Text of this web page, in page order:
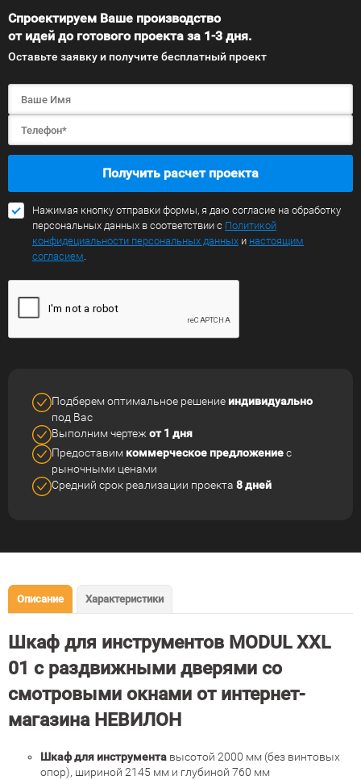
Спроектируем Ваше производство
от идей до готового проекта за 1-3 дня.
Оставьте заявку и получите бесплатный проект
Получить расчет проекта
Нажимая кнопку отправки формы, я даю согласие на обработку
персональных данных в соответствии с Политикой
конфидециальности персональных данных и настоящим
согласием.
Подберем оптимальное решение индивидуально
под Вас
Выполним чертеж от 1 дня
Предоставим коммерческое предложениес
рыночными ценами
Средний срок реализации проекта 8 дней
Описание Характеристики
Шкаф для инструментов MODUL XXL
01 с раздвижными дверями со
смотровыми окнами от интернет-
магазина НЕВИЛОН
Шкаф для инструмента высотой 2000 мм (без винтовых
опор), шириной 2145 мм и глубиной 760 мм